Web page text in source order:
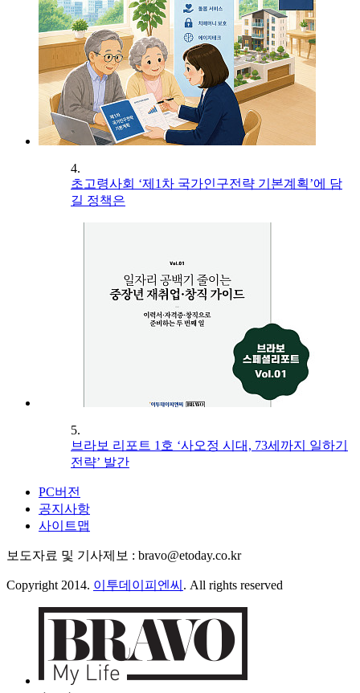
4.
초고령사회 ‘제1차 국가인구전략 기본계획’에 담
길 정책은
5.
브라보 리포트 1호 ‘사오정 시대, 73세까지 일하기
전략’ 발간
PC버전
공지사항
사이트맵
보도자료 및 기사제보 : bravo@etoday.co.kr
Copyright 2014. 이투데이피엔씨 . All rights reserved